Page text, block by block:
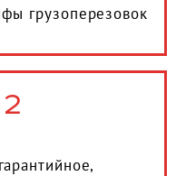
грузоперезовок
2